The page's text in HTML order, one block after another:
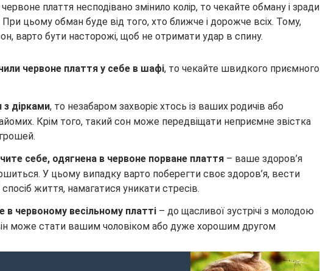
плаття несподівано змінило колір, то чекайте обману і зради
цьому обман буде від того, хто ближче і дорожче всіх. Тому,
варто бути насторожі, щоб не отримати удар в спину.
червоне плаття у себе в шафі, то чекайте швидкого приємного
дірками, то незабаром захворіє хтось із ваших родичів або
Крім того, такий сон може передвіщати неприємне звістка
себе, одягнена в червоне порване плаття – ваше здоров’я
У цьому випадку варто поберегти своє здоров’я, вести
життя, намагатися уникати стресів.
в червоному весільному платті – до щасливої зустрічі з молодою
може стати вашим чоловіком або дуже хорошим другом